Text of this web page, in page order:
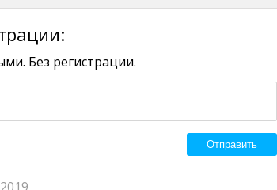
Без регистрации.